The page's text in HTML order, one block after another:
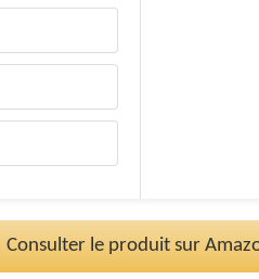
Consulter le produit sur